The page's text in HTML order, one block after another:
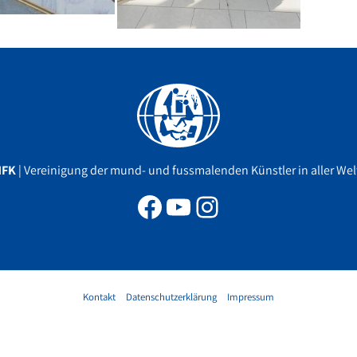
| Vereinigung der mund- und fussmalenden Künstler in aller
Facebook
YouTube
Instagram
Kontakt Datenschutzerklärung Impressum